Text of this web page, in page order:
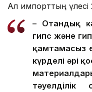
Ал импорттың
– Отандық
гипс және
қамтамасыз
күрделі әрі